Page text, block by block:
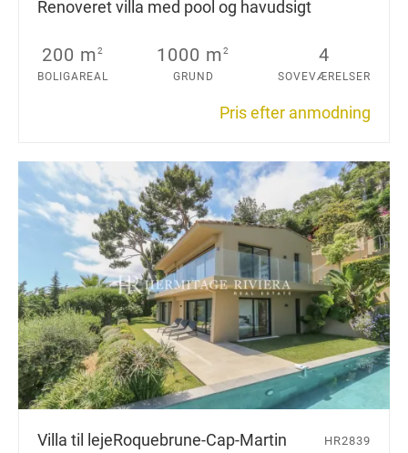
Renoveret villa med pool og havudsigt
200 m2
BOLIGAREAL
1000 m2
GRUND
4
SOVEVÆRELSER
Pris efter anmodning
Villa til lejeRoquebrune-Cap-Martin
HR2839